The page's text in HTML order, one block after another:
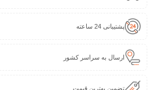
پشتیبانی 24 ساعته
ارسال به سراسر کشور
تضمین بهترین قیمت